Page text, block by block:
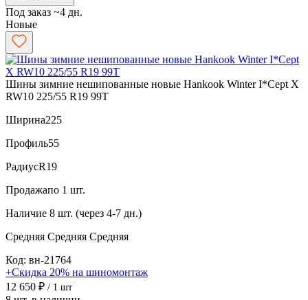
Под заказ ~4 дн.
Новые
Шины зимние нешипованные новые Hankook Winter I*Cept X
RW10 225/55 R19 99T
Ширина225
Профиль55
РадиусR19
Продажапо 1 шт.
Наличие 8 шт. (через 4-7 дн.)
Средняя Средняя Средняя
Код: вн-21764
+Скидка 20% на шиномонтаж
12 650 ₽ / 1 шт